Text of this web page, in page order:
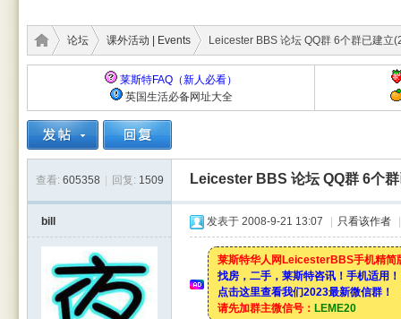
特华
论坛 课外活动 | Events Leicester BBS 论坛 QQ群 6个群已建立
莱斯特FAQ（新人必看）
英国生活必备网址大全
查看: 605358 回复: 1509 Leicester BBS 论坛 QQ群 6个
bill 发表于 2008-9-21 13:07 只看该作者
莱斯特华人网LeicesterBBS手机精简
找房，二手，莱斯特咨讯！手机适用！
点击这里查看我们2023最新微信群！
请先加群主微信号： LEME20